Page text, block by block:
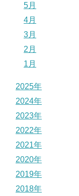
5月
4月
3月
2月
1月
2025年
2024年
2023年
2022年
2021年
2020年
2019年
2018年